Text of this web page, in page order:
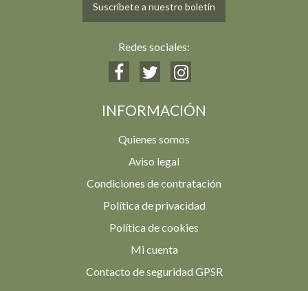
Suscríbete a nuestro boletín
Redes sociales:
INFORMACIÓN
Quienes somos
Aviso legal
Condiciones de contratación
Política de privacidad
Política de cookies
Mi cuenta
Contacto de seguridad GPSR